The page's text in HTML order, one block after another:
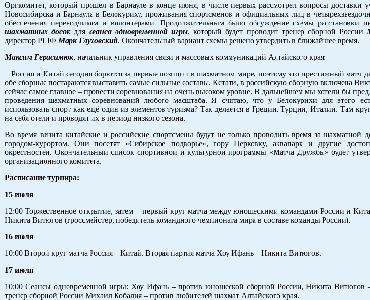
Оргкомитет, который прошел в Барнауле в конце июня, в числе первых рассмотрел вопросы доставки
Новосибирска и Барнаула в Белокуриху, проживания спортсменов и официальных лиц в
обеспечения переводчиком и волонтерами. Продолжительным было обсуждение схемы расстановки
шахматных досокдля сеанса одновременной игры, который будет проводит тренер сборной России
директор РШФ Марк Глуховский. Окончательный вариант схемы решено утвердить в ближайшее время.
Максим Герасимюк, начальник управления связи и массовых коммуникаций Алтайского края:
– Россия и Китай сегодня борются за первые позиции в шахматном мире, поэтому это престижный матч
обе сборные постараются выставить самые сильные составы. Кстати, в российскую сборную включена
сейчас самое главное – провести соревнования на очень высоком уровне. В дальнейшем мы хотели бы
проведения шахматных соревнований любого масштаба. Я считаю, что у Белокурихи для этого
использовать спорт как ещё один из элементов туризма? Так делается в Греции, Турции, Италии. Там
на себя отели и проводят их в период низкого сезона.
Во время визита китайские и российские спортсмены будут не только проводить время за шахматной
городом-курортом. Они посетят «Сибирское подворье», гору Церковку, аквапарк и другие
окрестностей. Окончательный список спортивной и культурной программы «Матча Дружбы» будет
организационного комитета.
Расписание турнира:
15 июля
12:00 Торжественное открытие, затем – первый круг матча между юношескими командами России и
Никита Витюгов (гроссмейстер, победитель командного чемпионата мира в составе команды России).
16 июля
10:00 Второй круг матча Россия – Китай. Вторая партия матча Хоу Ифань – Никита Витюгов.
17 июля
10:00 Сеансы одновременной игры: Хоу Ифань – против юношеской сборной России, Никита Витюгов
тренер сборной России Михаил Кобалия – против любителей шахмат Алтайского края.